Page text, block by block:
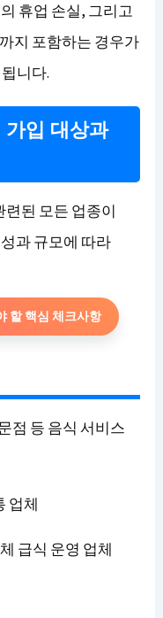
휴업 손실, 그리고
지 포함하는 경우가
니다.
입 대상과
된 모든 업종이
과 규모에 따라
할 핵심 체크사항
점 등 음식 서비스
업체
급식 운영 업체